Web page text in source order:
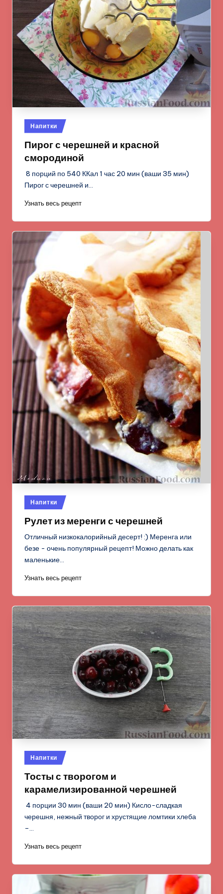
Опубликовано
в
Напитки
Пирог с черешней и красной
смородиной
8 порций по 540 ККал 1 час 20 мин (ваши 35 мин)
Пирог с черешней и…
Узнать весь рецепт
Опубликовано
в
Напитки
Рулет из меренги с черешней
Отличный низкокалорийный десерт! :) Меренга или
безе - очень популярный рецепт! Можно делать как
маленькие…
Узнать весь рецепт
Опубликовано
в
Напитки
Тосты с творогом и
карамелизированной черешней
4 порции 30 мин (ваши 20 мин) Кисло-сладкая
черешня, нежный творог и хрустящие ломтики хлеба
–…
Узнать весь рецепт